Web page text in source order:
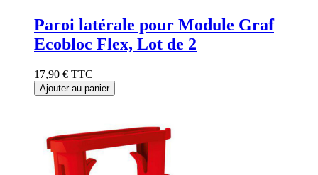
Paroi latérale pour Module Graf
Ecobloc Flex, Lot de 2
17,90 € TTC
Ajouter au panier